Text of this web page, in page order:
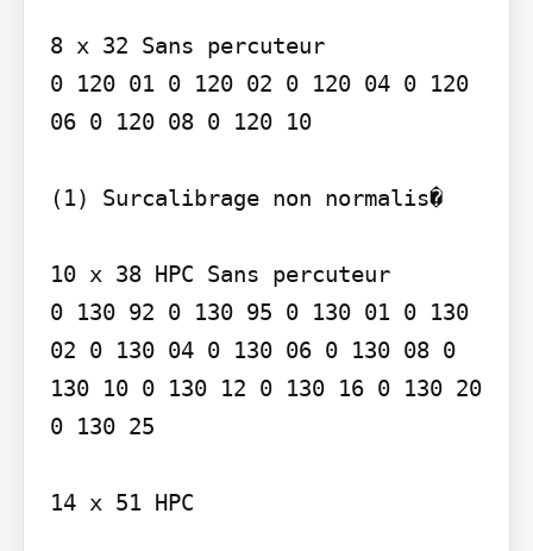
8 x 32 Sans percuteur
0 120 01 0 120 02 0 120 04 0 120
06 0 120 08 0 120 10
(1) Surcalibrage non normalis�
10 x 38 HPC Sans percuteur
0 130 92 0 130 95 0 130 01 0 130
02 0 130 04 0 130 06 0 130 08 0
130 10 0 130 12 0 130 16 0 130 20
0 130 25
14 x 51 HPC